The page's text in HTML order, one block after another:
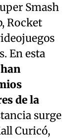
Smash
Rocket
En esta
de la
surge
Curicó,